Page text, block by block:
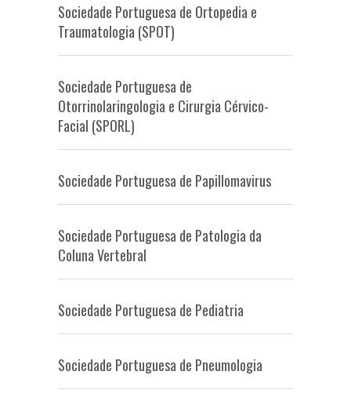
Sociedade Portuguesa de Ortopedia e
Traumatologia (SPOT)
Sociedade Portuguesa de
Otorrinolaringologia e Cirurgia Cérvico-
Facial (SPORL)
Sociedade Portuguesa de Papillomavirus
Sociedade Portuguesa de Patologia da
Coluna Vertebral
Sociedade Portuguesa de Pediatria
Sociedade Portuguesa de Pneumologia